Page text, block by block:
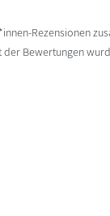
Rezensionen
der Bewertungen